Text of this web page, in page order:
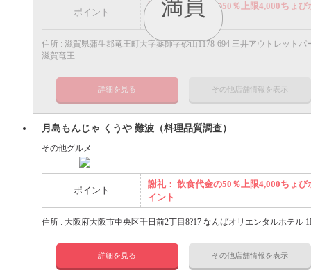
満員
ポイント
謝礼： 飲食代金の50％上限4,000ちょび
イント
住所 : 滋賀県蒲生郡竜王町大字薬師字砂山1178-694 三井アウトレットパ
滋賀竜王
詳細を見る その他店舗情報を表示
月島もんじゃ くうや 難波（料理品質調査）
その他グルメ
ポイント
謝礼： 飲食代金の50％上限4,000ちょび
イント
住所 : 大阪府大阪市中央区千日前2丁目8?17 なんばオリエンタルホテル
詳細を見る その他店舗情報を表示